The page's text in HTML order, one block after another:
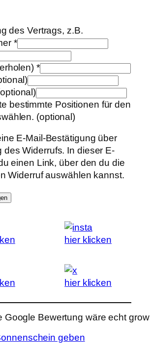
des Vertrags, z.B.
*
*
bestimmte Positionen für den
(optional)
E-Mail-Bestätigung über
des Widerrufs. In dieser E-
einen Link, über den du die
Widerruf auswählen kannst.
hier klicken
hier klicken
Google Bewertung wäre echt
geben